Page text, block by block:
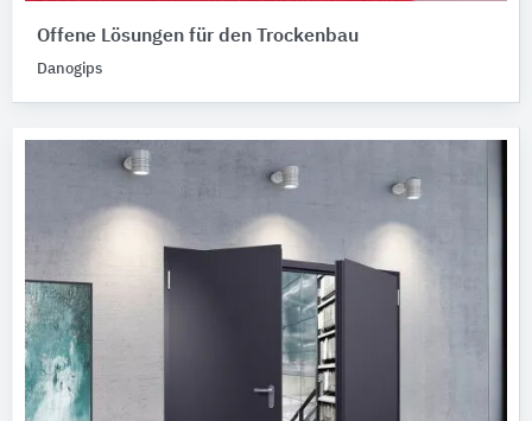
Offene Lösungen für den Trockenbau
Danogips